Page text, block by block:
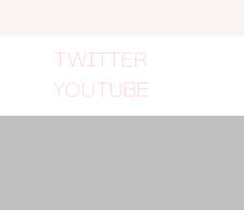
TWITTER
YOUTUBE